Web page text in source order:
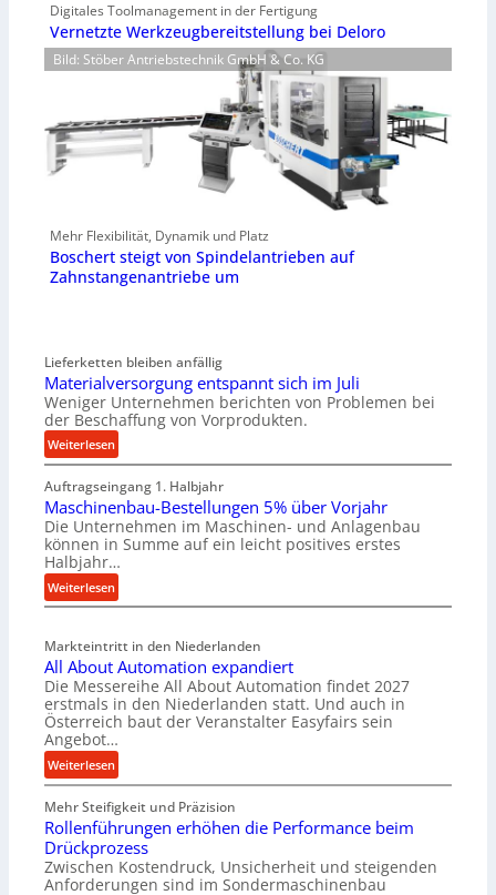
Digitales Toolmanagement in der Fertigung
Vernetzte Werkzeugbereitstellung bei Deloro
Bild: Stöber Antriebstechnik GmbH & Co. KG
Mehr Flexibilität, Dynamik und Platz
Boschert steigt von Spindelantrieben auf
Zahnstangenantriebe um
Lieferketten bleiben anfällig
Materialversorgung entspannt sich im Juli
Weniger Unternehmen berichten von Problemen bei
der Beschaffung von Vorprodukten.
Weiterlesen:
M
a
t
e
r
i
a
l
e
r
s
o
u
n
g
e
n
t
Auftragseingang 1. Halbjahr
Maschinenbau-Bestellungen 5% über Vorjahr
Die Unternehmen im Maschinen- und Anlagenbau
können in Summe auf ein leicht positives erstes
Halbjahr…
Weiterlesen:
M
s
c
h
i
n
e
n
a
u
-
B
Markteintritt in den Niederlanden
All About Automation expandiert
Die Messereihe All About Automation findet 2027
erstmals in den Niederlanden statt. Und auch in
Österreich baut der Veranstalter Easyfairs sein
Angebot…
Weiterlesen:
A
l
l
A
b
o
Mehr Steifigkeit und Präzision
Rollenführungen erhöhen die Performance beim
Drückprozess
Zwischen Kostendruck, Unsicherheit und steigenden
Anforderungen sind im Sondermaschinenbau